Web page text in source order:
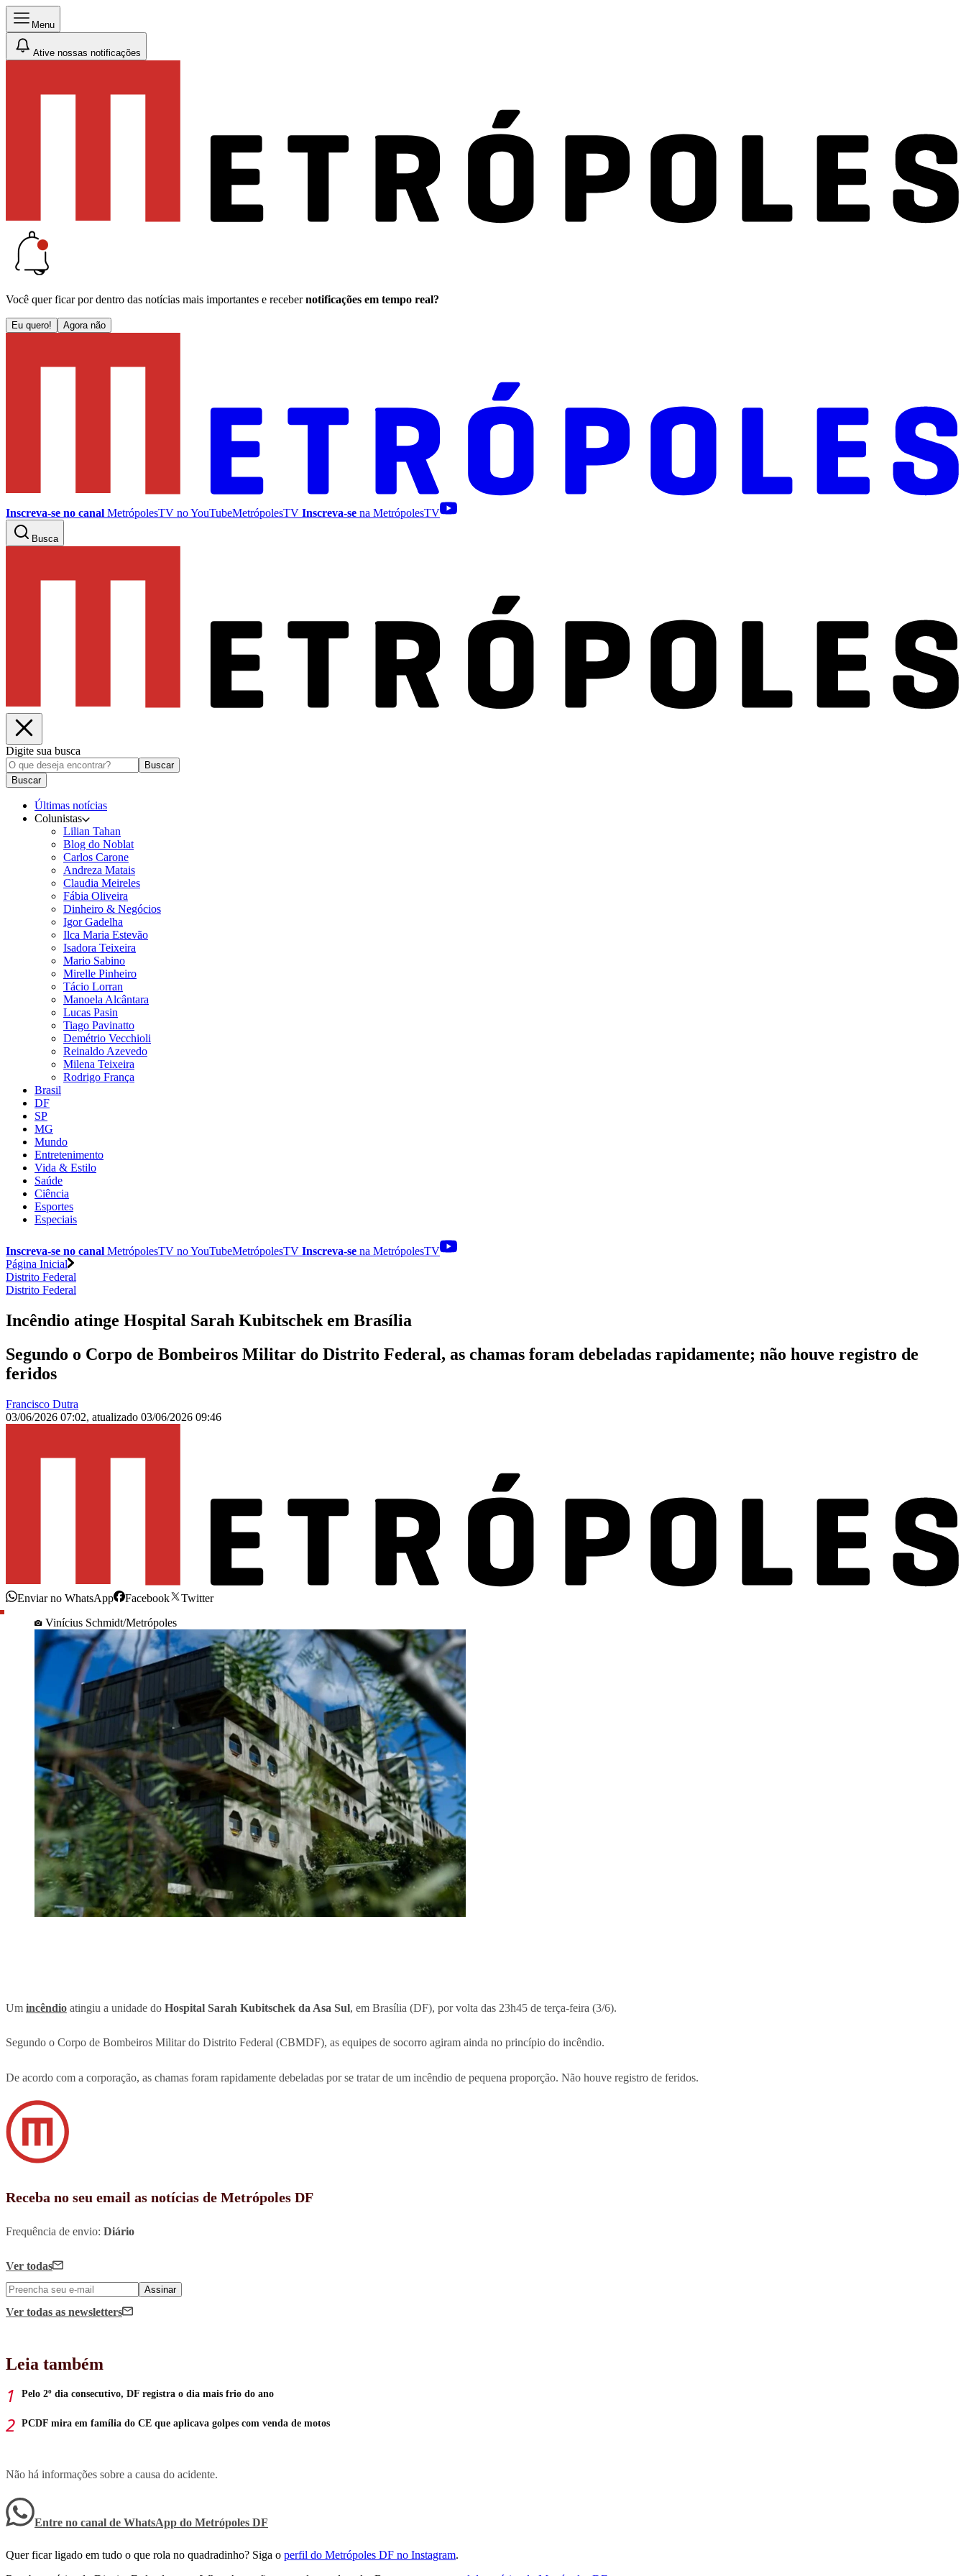
Menu
Ative nossas notificações
Você quer ficar por dentro das notícias mais importantes e receber notificações em tempo real?
Eu quero! Agora não
Inscreva-se no canal MetrópolesTV noYouTubeMetrópolesTV Inscreva-se na MetrópolesTV
Busca
Digite sua busca
Buscar
Buscar
Últimas notícias
Colunistas
Lilian Tahan
Blog do Noblat
Carlos Carone
Andreza Matais
Claudia Meireles
Fábia Oliveira
Dinheiro & Negócios
Igor Gadelha
Ilca Maria Estevão
Isadora Teixeira
Mario Sabino
Mirelle Pinheiro
Tácio Lorran
Manoela Alcântara
Lucas Pasin
Tiago Pavinatto
Demétrio Vecchioli
Reinaldo Azevedo
Milena Teixeira
Rodrigo França
Brasil
DF
SP
MG
Mundo
Entretenimento
Vida & Estilo
Saúde
Ciência
Esportes
Especiais
Inscreva-se no canal MetrópolesTV noYouTubeMetrópolesTV Inscreva-se na MetrópolesTV
Página Inicial
Distrito Federal
Distrito Federal
Incêndio atinge Hospital Sarah Kubitschek em Brasília
Segundo o Corpo de Bombeiros Militar do Distrito Federal, as chamas foram debeladas rapidamente; não houve registro de
feridos
Francisco Dutra
03/06/2026 07:02, atualizado 03/06/2026 09:46
Enviar no WhatsApp Facebook
Twitter
Vinícius Schmidt/Metrópoles
Um incêndio atingiu a unidade do Hospital Sarah Kubitschek da Asa Sul, em Brasília (DF), por volta das 23h45 de terça-feira (3/6).
Segundo o Corpo de Bombeiros Militar do Distrito Federal (CBMDF), as equipes de socorro agiram ainda no princípio do incêndio.
De acordo com a corporação, as chamas foram rapidamente debeladas por se tratar de um incêndio de pequena proporção. Não houve registro de feridos.
Receba no seu email as notícias de Metrópoles DF
Frequência de envio: Diário
Ver todas
Assinar
Ver todas as newsletters
Leia também
Pelo 2º dia consecutivo, DF registra o dia mais frio do ano
PCDF mira em família do CE que aplicava golpes com venda de motos
Não há informações sobre a causa do acidente.
Entre no canal de WhatsApp do Metrópoles DF
Quer ficar ligado em tudo o que rola no quadradinho? Siga o perfil do Metrópoles DF no Instagram.